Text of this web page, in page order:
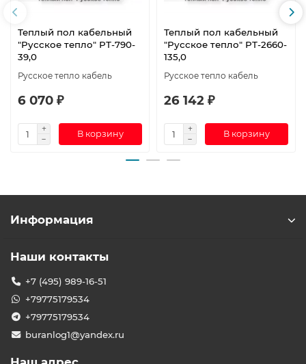
Теплый пол кабельный
"Русское тепло" РТ-790-
39,0
Русское тепло кабель
6 070 ₽
В корзину
Теплый пол кабельный
"Русское тепло" РТ-2660-
135,0
Русское тепло кабель
26 142 ₽
В корзину
Информация
Наши контакты
+7 (495) 989-16-51
+79775179534
+79775179534
buranlog1@yandex.ru